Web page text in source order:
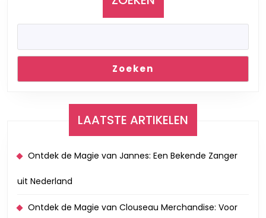
vinyl
platen
Vinyl24.nl!
Zoeken
LAATSTE ARTIKELEN
Ontdek de Magie van Jannes: Een Bekende Zanger
uit Nederland
Ontdek de Magie van Clouseau Merchandise: Voor